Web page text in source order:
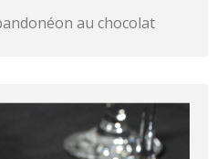
au chocolat